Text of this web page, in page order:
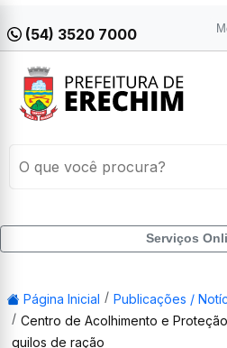
(54) 3520 7000
Serviços
Página Inicial
Publicações /
Centro de Acolhimento e
quilos de ração